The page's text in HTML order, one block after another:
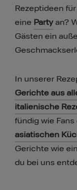
Rezeptideen
eine Party an?
Gästen ein
In unserer
Gerichte aus
italienische
fündig wie Fans
asiatischen
Gerichte wie ein
du bei uns